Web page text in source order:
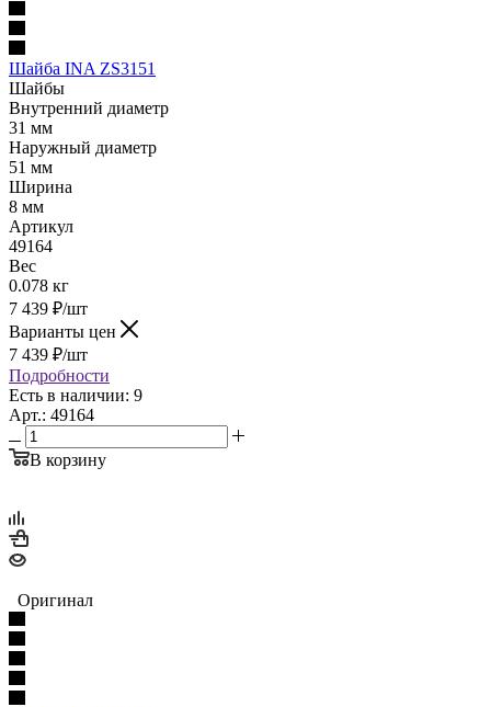
Шайба INA ZS3151
Шайбы
Внутренний диаметр
31 мм
Наружный диаметр
51 мм
Ширина
8 мм
Артикул
49164
Вес
0.078 кг
7 439 ₽/шт
Варианты цен
7 439 ₽/шт
Подробности
Есть в наличии: 9
Арт.: 49164
В корзину
Оригинал